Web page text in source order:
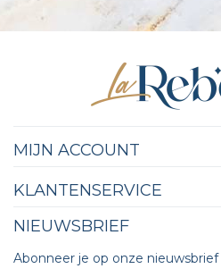
MIJN ACCOUNT
KLANTENSERVICE
NIEUWSBRIEF
Abonneer je op onze